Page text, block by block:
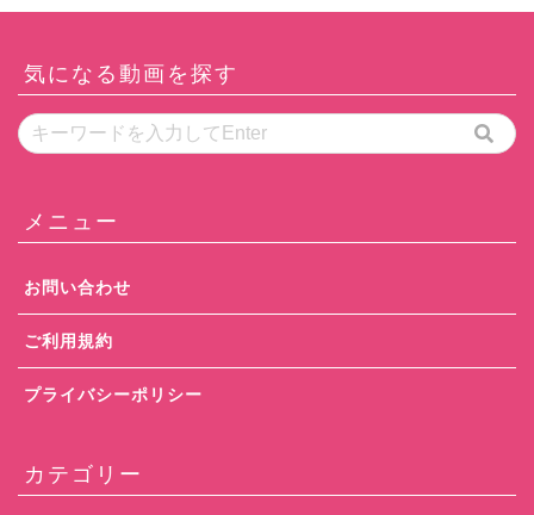
気になる動画を探す
メニュー
お問い合わせ
ご利用規約
プライバシーポリシー
カテゴリー